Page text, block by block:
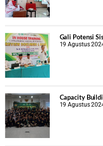
Gali Potensi
19 Agustus
Capacity
19 Agustus